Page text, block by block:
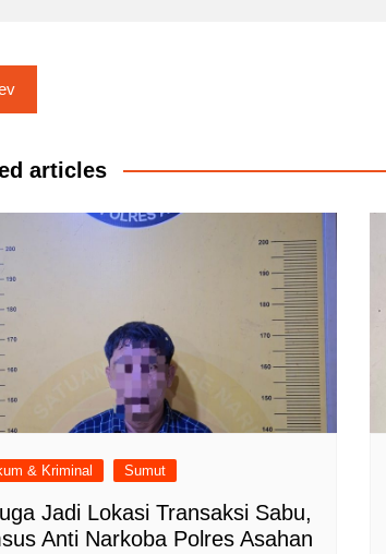
articles
& Kriminal Sumut
Jadi Lokasi Transaksi Sabu,
Anti Narkoba Polres Asahan